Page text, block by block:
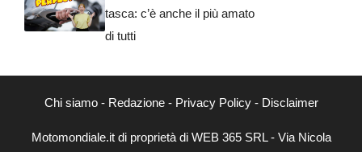
tasca: c’è anche il più amato
di tutti
Chi siamo- Redazione- Privacy Policy- Disclaimer
Motomondiale.it di proprietà di WEB 365 SRL - Via Nicola